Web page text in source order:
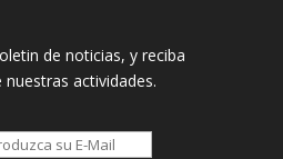
de noticias, y reciba
actividades.